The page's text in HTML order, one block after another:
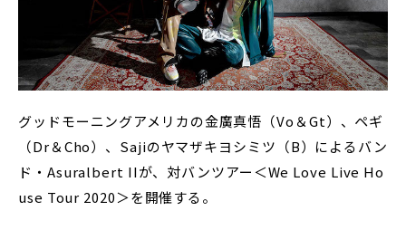
グッドモーニングアメリカの金廣真悟（Vo＆Gt）、ペギ
（Dr＆Cho）、Sajiのヤマザキヨシミツ（B）によるバン
ド・Asuralbert IIが、対バンツアー＜We Love Live Ho
use Tour 2020＞を開催する。